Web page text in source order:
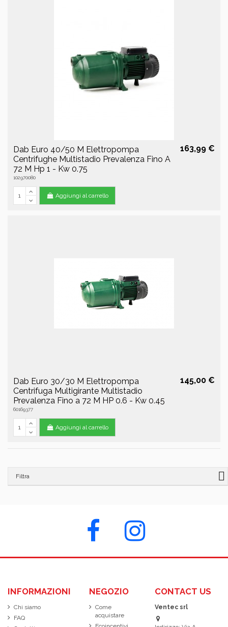
Dab Euro 40/50 M Elettropompa
Centrifughe Multistadio Prevalenza Fino A
72 M Hp 1 - Kw 0.75
102970080
163,99 €
Aggiungi al carrello
Dab Euro 30/30 M Elettropompa
Centrifuga Multigirante Multistadio
Prevalenza Fino a 72 M HP 0.6 - Kw 0.45
60169377
145,00 €
Aggiungi al carrello
Filtra
INFORMAZIONI
Chi siamo
FAQ
NEGOZIO
Come
acquistare
CONTACT US
Ventec srl